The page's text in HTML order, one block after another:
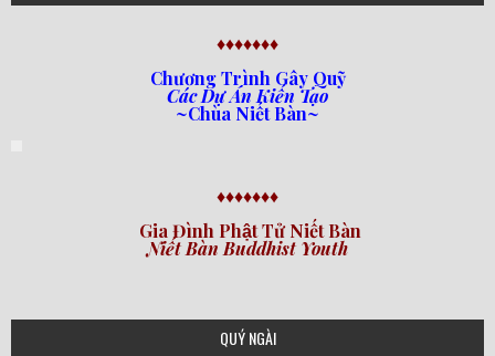
♦♦♦♦♦♦♦
Chương Trình Gây Quỹ
Các Dự Án Kiến Tạo
~Chùa Niết Bàn~
♦♦♦♦♦♦♦
Gia Đình Phật Tử Niết Bàn
Niết Bàn Buddhist Youth
QUÝ NGÀI